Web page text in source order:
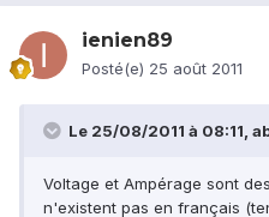
ienien89
Posté(e) 25 août 2011
Le 25/08/2011 à 08:11,
Voltage et Ampérage sont
n'existent pas en français